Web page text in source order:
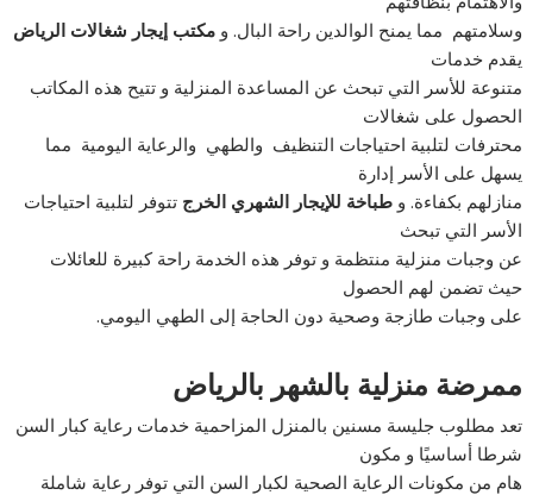
وسلامتهم مما يمنح الوالدين راحة البال. ومكتب إيجار شغالات الرياض
يقدم خدمات
متنوعة للأسر التي تبحث عن المساعدة المنزلية و تتيح هذه المكاتب
الحصول على شغالات
محترفات لتلبية احتياجات التنظيف والطهي والرعاية اليومية مما
يسهل على الأسر إدارة
منازلهم بكفاءة. وطباخة للإيجار الشهري الخرج تتوفر لتلبية احتياجات
الأسر التي تبحث
عن وجبات منزلية منتظمة و توفر هذه الخدمة راحة كبيرة للعائلات
حيث تضمن لهم الحصول
على وجبات طازجة وصحية دون الحاجة إلى الطهي اليومي.
ممرضة منزلية بالشهر بالرياض
تعد مطلوب جليسة مسنين بالمنزل المزاحمية خدمات رعاية كبار السن
شرطا أساسيًا و مكون
هام من مكونات الرعاية الصحية لكبار السن التي توفر رعاية شاملة